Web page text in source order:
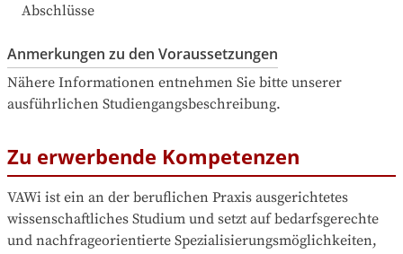
Abschlüsse
Anmerkungen zu den Voraussetzungen
Nähere Informationen entnehmen Sie bitte unserer
ausführlichen Studiengangsbeschreibung.
Zu erwerbende Kompetenzen
VAWi ist ein an der beruflichen Praxis ausgerichtetes
wissenschaftliches Studium und setzt auf bedarfsgerechte
und nachfrageorientierte Spezialisierungsmöglichkeiten,